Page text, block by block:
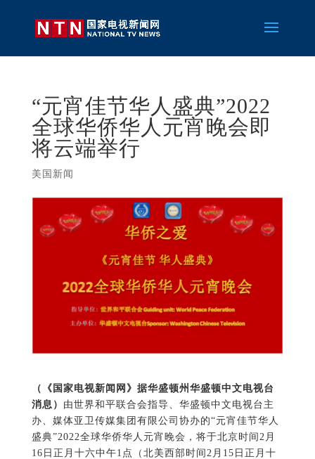
“元宵佳节华人盛典”2022
全球华侨华人元宵晚会即
将云端举行
美国新闻
（《国家电视新闻网》据华盛顿州华盛顿中文电视台
消息） 由世界和平联合会指导、华盛顿中文电视台主
办、媒体亚卫传媒集团有限公司协办的“元宵佳节华人
盛典”2022全球华侨华人元宵晚会，将于北京时间2月
16日正月十六中午1点（北美西部时间2月15日正月十